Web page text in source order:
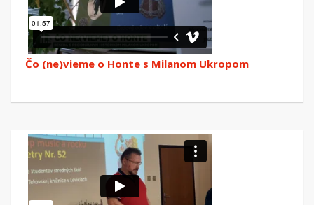
Čo (ne)vieme o Honte s Milanom Ukropom